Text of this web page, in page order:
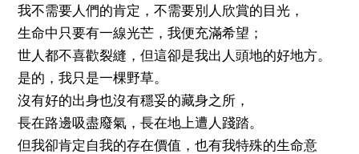
我不需要人們的肯定，不需要別人欣賞的目光，
生命中只要有一線光芒，我便充滿希望；
世人都不喜歡裂縫，但這卻是我出人頭地的好地方。
是的，我只是一棵野草。
沒有好的出身也沒有穩妥的藏身之所，
長在路邊吸盡廢氣，長在地上遭人踐踏。
但我卻肯定自我的存在價值，也有我特殊的生命意